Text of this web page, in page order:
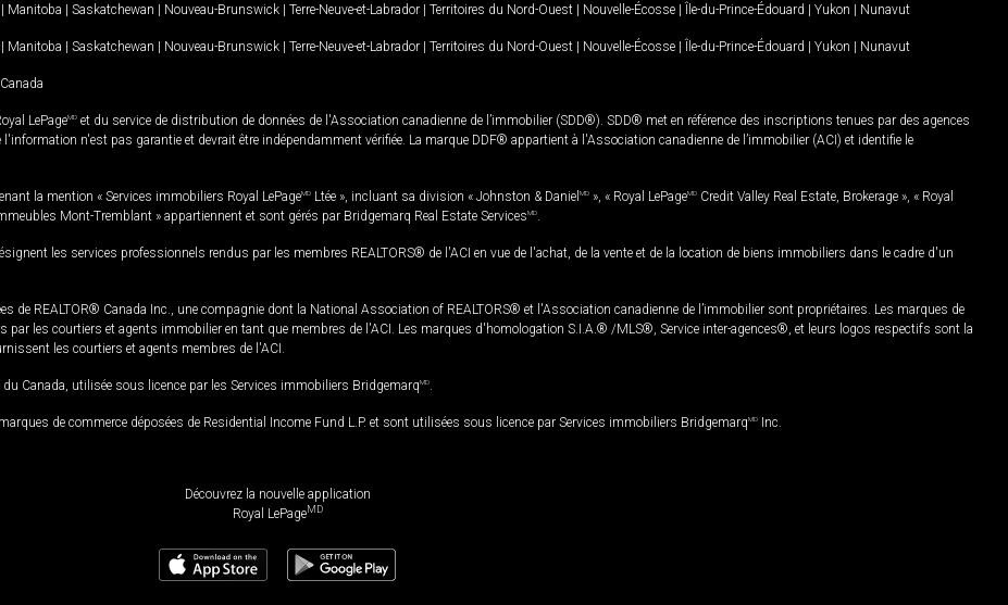
| Manitoba | Saskatchewan | Nouveau-Brunswick | Terre-Neuve-et-Labrador | Territoires du Nord-Ouest | Nouvelle-Écosse | Île-du-Prince-Édouard | Yukon | Nunavut
| Manitoba | Saskatchewan | Nouveau-Brunswick | Terre-Neuve-et-Labrador | Territoires du Nord-Ouest | Nouvelle-Écosse | Île-du-Prince-Édouard | Yukon | Nunavut
LePageMD et du service de distribution de données de l'Association canadienne de l’immobilier (SDD®). SDD® met en référence des inscriptions tenues par des agences
n'est pas garantie et devrait être indépendamment vérifiée. La marque DDF® appartient à l'Association canadienne de l’immobilier (ACI) et identifie le
la mention « Services immobiliers Royal LePageMD Ltée », incluant sa division « Johnston & Daniel MD », « Royal LePageMD Credit Valley Real Estate, Brokerage », « Royal
Mont-Tremblant » appartiennent et sont gérés par Bridgemarq Real Estate ServicesMD
les services professionnels rendus par les membres REALTORS® de l'ACI en vue de l'achat, de la vente et de la location de biens immobiliers dans le cadre d'un
de REALTOR® Canada Inc., une compagnie dont la National Association of REALTORS® et l'Association canadienne de l’immobilier sont propriétaires. Les marques de
les courtiers et agents immobilier en tant que membres de l'ACI. Les marques d'homologation S.I.A.® /MLS®, Service inter-agences®, et leurs logos respectifs sont la
les courtiers et agents membres de l'ACI.
Canada, utilisée sous licence par les Services immobiliers BridgemarqMD
de commerce déposées de Residential Income Fund L.P. et sont utilisées sous licence par Services immobiliers BridgemarqMD Inc.
Découvrez la nouvelle application
Royal LePageMD